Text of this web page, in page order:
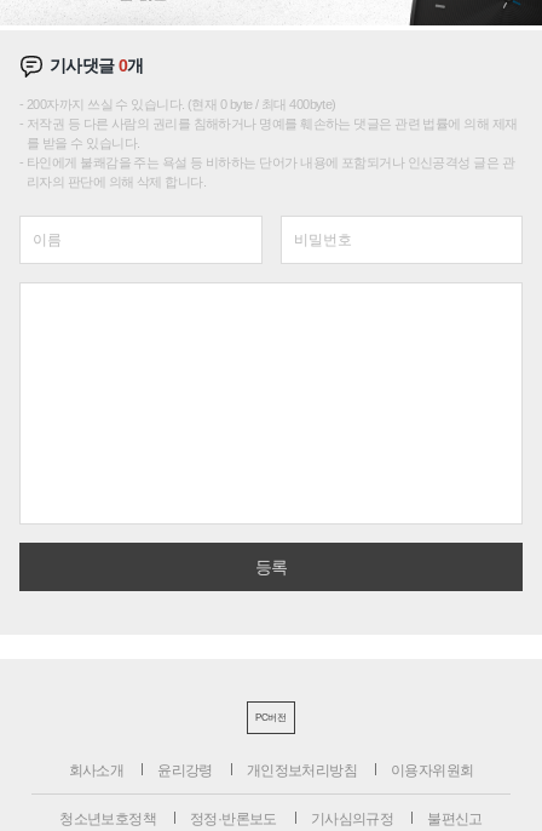
기사댓글0개
200자까지 쓰실 수 있습니다. (현재 0 byte / 최대 400byte)
저작권 등 다른 사람의 권리를 침해하거나 명예를 훼손하는 댓글은 관련 법률에 의해 제재
를 받을 수 있습니다.
타인에게 불쾌감을 주는 욕설 등 비하하는 단어가 내용에 포함되거나 인신공격성 글은 관
리자의 판단에 의해 삭제 합니다.
PC버전
회사소개 윤리강령 개인정보처리방침 이용자위원회
청소년보호정책 정정·반론보도 기사심의규정 불편신고